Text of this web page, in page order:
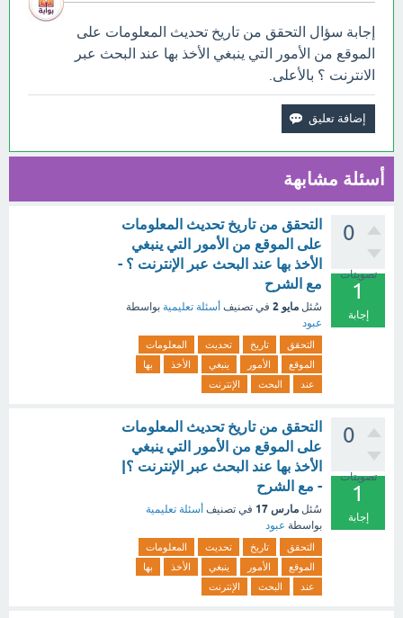
إجابة سؤال التحقق من تاريخ تحديث المعلومات على
الموقع من الأمور التي ينبغي الأخذ بها عند البحث عبر
الانترنت ؟ بالأعلى.
أسئلة مشابهة
0
تصويتات
1
إجابة
التحقق من تاريخ تحديث المعلومات
على الموقع من الأمور التي ينبغي
الأخذ بها عند البحث عبر الإنترنت ؟ -
مع الشرح
سُئل مايو 2 في تصنيف أسئلة تعليمية بواسطة
عبود
التحقق تاريخ تحديث
المعلومات
الموقع
الأمور ينبغي الأخذ
بها
عند
البحث الإنترنت
0
تصويتات
1
إجابة
التحقق من تاريخ تحديث المعلومات
على الموقع من الأمور التي ينبغي
الأخذ بها عند البحث عبر الإنترنت ؟|
- مع الشرح
سُئل مارس 17 في تصنيف أسئلة تعليمية
بواسطة عبود
التحقق تاريخ تحديث
المعلومات
الموقع
الأمور ينبغي الأخذ
بها
عند
البحث الإنترنت